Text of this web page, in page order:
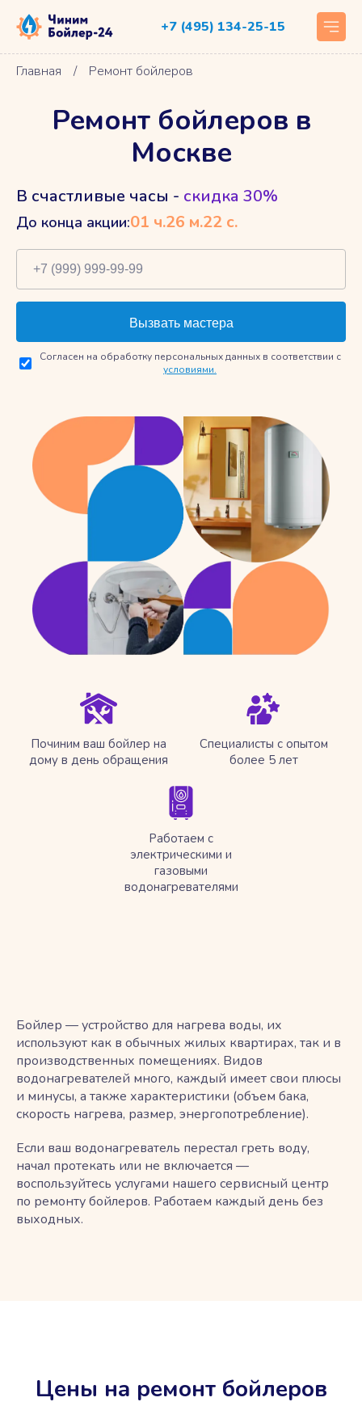
+7 (495) 134-25-15
Главная / Ремонт бойлеров
Ремонт бойлеров в
Москве
В счастливые часы - скидка 30%
До конца акции:01 ч.26 м.21 с.
Согласен на обработку персональных данных в соответствии с
условиями.
Починим ваш бойлер на
дому в день обращения
Специалисты с опытом
более 5 лет
Работаем с
электрическими и
газовыми
водонагревателями
Бойлер — устройство для нагрева воды, их
используют как в обычных жилых квартирах, так и в
производственных помещениях. Видов
водонагревателей много, каждый имеет свои плюсы
и минусы, а также характеристики (объем бака,
скорость нагрева, размер, энергопотребление).
Если ваш водонагреватель перестал греть воду,
начал протекать или не включается —
воспользуйтесь услугами нашего сервисный центр
по ремонту бойлеров. Работаем каждый день без
выходных.
Цены на ремонт бойлеров